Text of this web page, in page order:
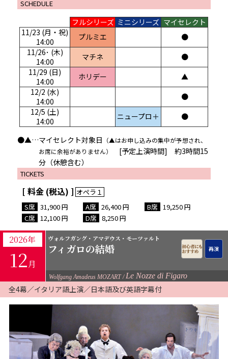
SCHEDULE
フルシリーズ ミニシリーズ マイセレクト
11/23 (月・祝)
14:00
プルミエ
●
11/26･ (木)
14:00
マチネ
●
11/29 (日)
14:00
ホリデー
▲
12/2 (水)
14:00
●
12/5 (土)
14:00
ニュープロ＋ ●
●▲…マイセレクト対象日 （▲はお申し込みの集中が予想され、
お席に余裕がありません）
[予定上演時間] 約3時間15
分（休憩含む）
TICKETS
[ 料金 (税込) ]
31,900 26,400
19,250
12,100
8,250
2026年
12月
ヴォルフガング・アマデウス・モーツァルト
フィガロの結婚
Wolfgang Amadeus MOZART Le Nozze di Figaro
全4幕／イタリア語上演／日本語及び英語字幕付